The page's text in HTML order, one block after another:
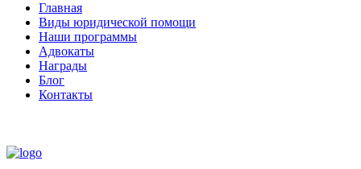
Главная
Виды юридической помощи
Наши программы
Адвокаты
Награды
Блог
Контакты